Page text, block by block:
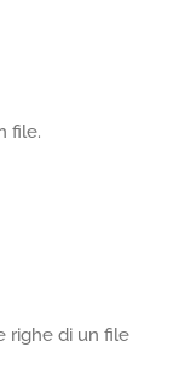
file.
righe di un file